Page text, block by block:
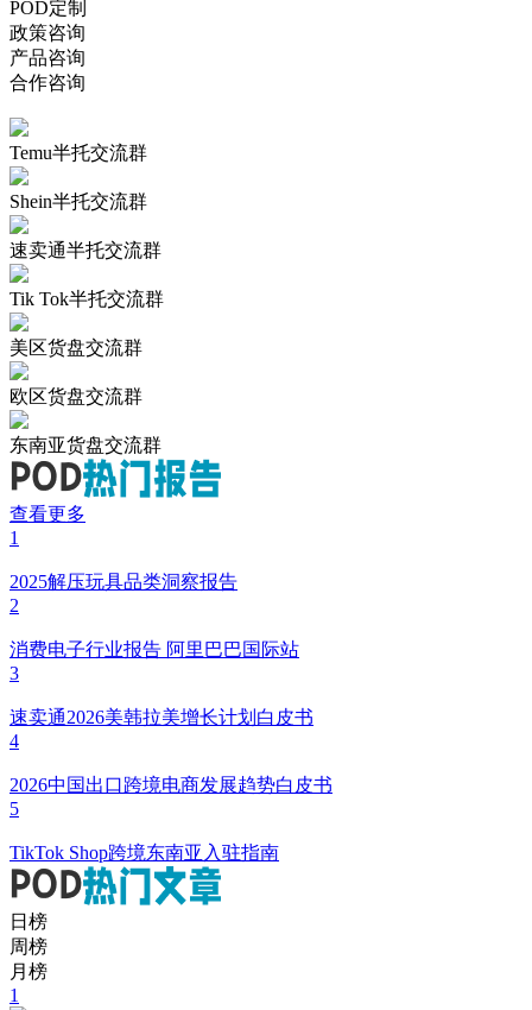
POD定制
政策咨询
产品咨询
合作咨询
Temu半托交流群
Shein半托交流群
速卖通半托交流群
Tik Tok半托交流群
美区货盘交流群
欧区货盘交流群
东南亚货盘交流群
查看更多
1
2025解压玩具品类洞察报告
2
消费电子行业报告 阿里巴巴国际站
3
速卖通2026美韩拉美增长计划白皮书
4
2026中国出口跨境电商发展趋势白皮书
5
TikTok Shop跨境东南亚入驻指南
日榜
周榜
月榜
1